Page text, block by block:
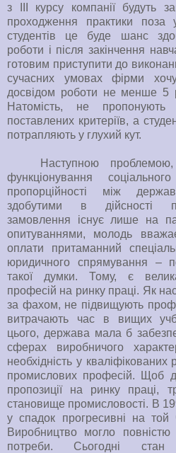
з ІІІ курсу компанії будуть
проходження практики
студентів це буде шанс
роботи і після закінчення
готовим приступити до
сучасних умовах фірми
досвідом роботи не менше 5
Натомість, не пропонують
поставлених критеріїв, а
потрапляють у глухий кут.
Наступною
функціонування
пропорційності між
здобутими в дійсності
замовлення існує лише на
опитуваннями, молодь
оплати притаманний
юридичного спрямування –
такої думки. Тому, є
професій на ринку праці. Як
за фахом, не підвищують
витрачають час в вищих
цього, держава мала б
сферах виробничого
необхідність у
промислових професій. Щоб
пропозиції на ринку праці,
становище промисловості. В
у спадок прогресивні на
Виробництво могло повністю
потреби. Сьогодні стан